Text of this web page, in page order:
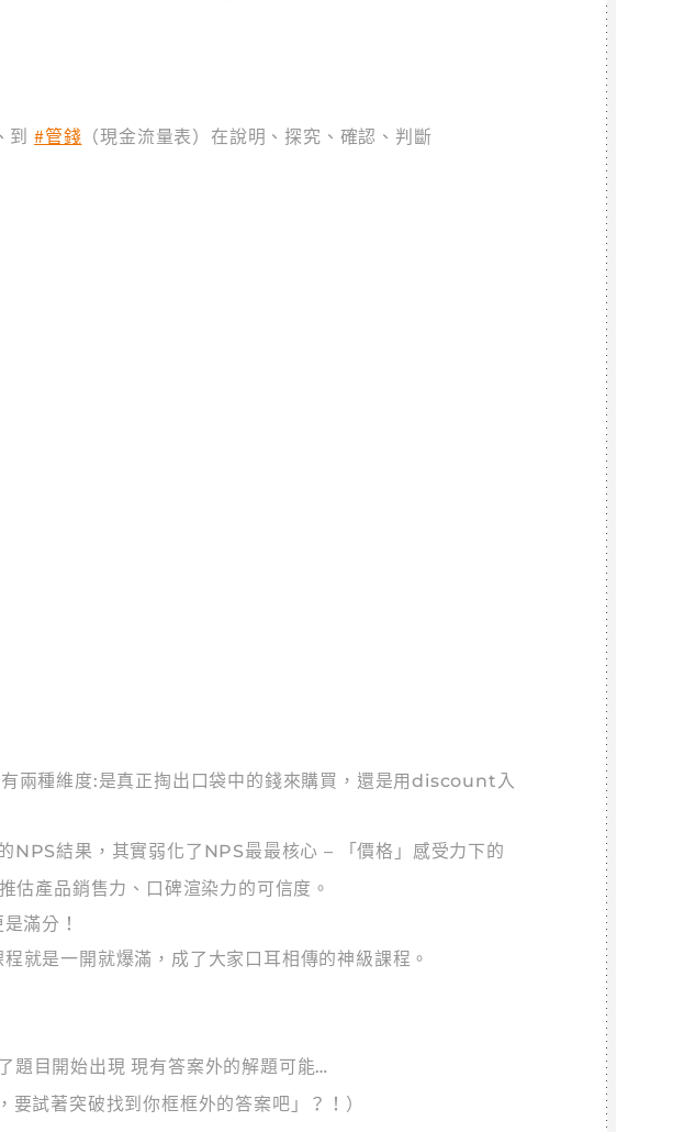
到#管錢 （現金流量表）在說明、探究、確認、判斷
兩種維度:是真正掏出口袋中的錢來購買，還是用discount入
NPS結果，其實弱化了NPS最最核心 – 「價格」感受力下的
估產品銷售力、口碑渲染力的可信度。
滿分！
就是一開就爆滿，成了大家口耳相傳的神級課程。
題目開始出現 現有答案外的解題可能…
試著突破找到你框框外的答案吧」？！）